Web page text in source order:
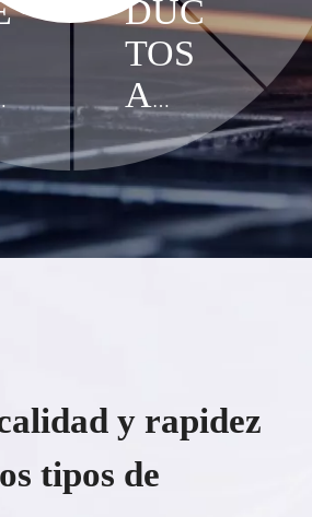
PAÑ
ERO
S
DUC
TOS
A
ESC
ALA
y rapidez
tipos de